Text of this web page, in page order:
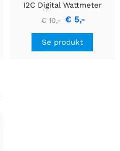
I2C Digital Wattmeter
€ 10,- € 5,-
Se produkt